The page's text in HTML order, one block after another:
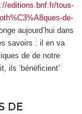
editions.bnf.fr/tous-
de-
aujourd’hui dans
savoirs : il en va
de de notre
ils ‘bénéficient’
DE